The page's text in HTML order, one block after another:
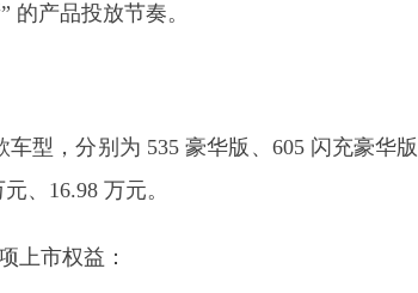
的产品投放节奏。
型，分别为 535 豪华版、605 闪充豪华
、16.98 万元。
上市权益：